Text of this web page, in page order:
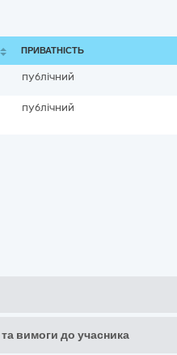
ПРИВАТНІСТЬ
публічний
публічний
та вимоги до учасника